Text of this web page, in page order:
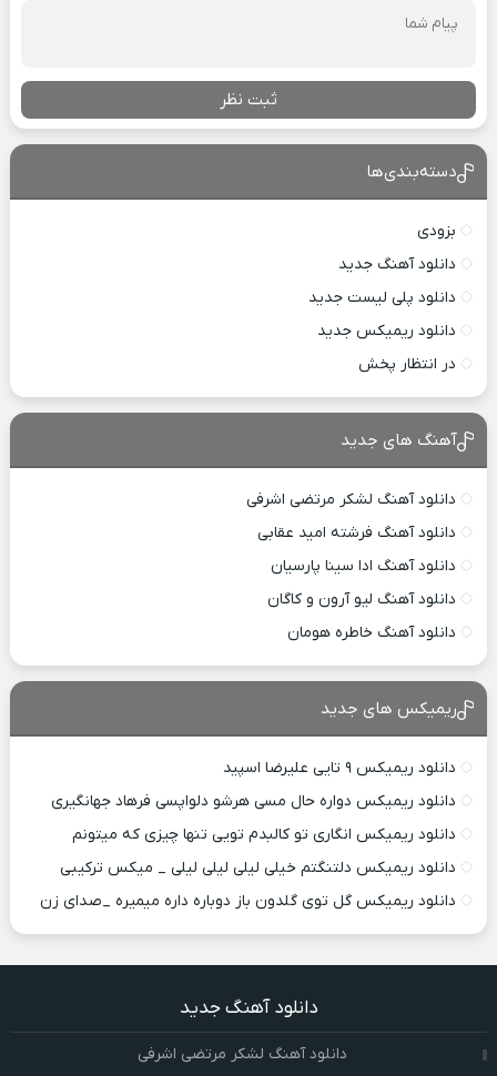
ثبت نظر
دسته‌بندی‌ها
بزودی
دانلود آهنگ جدید
دانلود پلی لیست جدید
دانلود ریمیکس جدید
در انتظار پخش
آهنگ های جدید
دانلود آهنگ لشکر مرتضی اشرفی
دانلود آهنگ فرشته امید عقابی
دانلود آهنگ ادا سینا پارسیان
دانلود آهنگ لیو آرون و کاگان
دانلود آهنگ خاطره هومان
ریمیکس های جدید
دانلود ریمیکس ۹ تایی علیرضا اسپید
دانلود ریمیکس دواره حال مسی هرشو دلواپسی فرهاد جهانگیری
دانلود ریمیکس انگاری تو کالبدم تویی تنها چیزی که میتونم
دانلود ریمیکس دلتنگتم خیلی لیلی لیلی لیلی _ میکس ترکیبی
دانلود ریمیکس گل توی گلدون باز دوباره داره میمیره _صدای زن
دانلود آهنگ جدید
دانلود آهنگ لشکر مرتضی اشرفی